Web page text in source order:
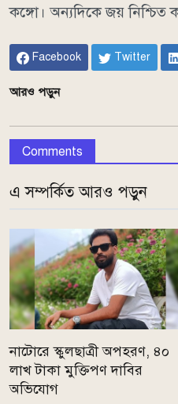
কঙ্গো। অন্যদিকে জয় নিশ্চিত
Facebook Twitter
আরও পড়ুন
Comments
এ সম্পর্কিত আরও পড়ুন
নাটোরে স্কুলছাত্রী অপহরণ, ৪০
লাখ টাকা মুক্তিপণ দাবির
অভিযোগ